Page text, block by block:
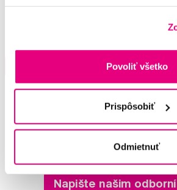
Povoliť všetko
Prispôsobiť
Odmietnuť
Potřebujete
Napište našim